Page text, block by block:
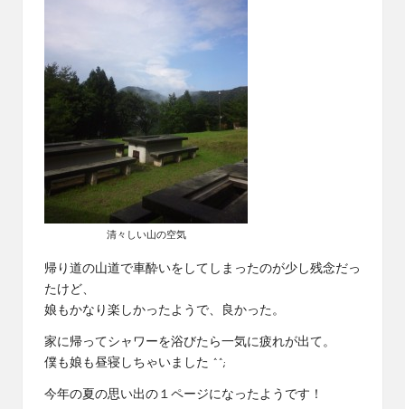
清々しい山の空気
帰り道の山道で車酔いをしてしまったのが少し残念だっ
たけど、
娘もかなり楽しかったようで、良かった。
家に帰ってシャワーを浴びたら一気に疲れが出て。
僕も娘も昼寝しちゃいました ^^;
今年の夏の思い出の１ページになったようです！